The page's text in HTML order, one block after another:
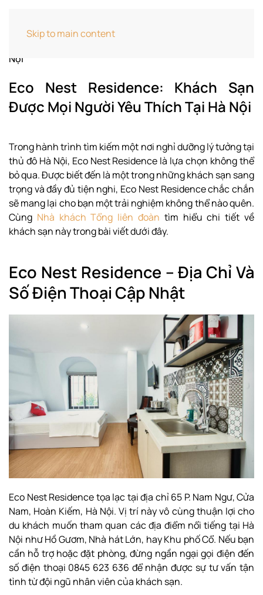
Skip to main content
Home Cẩm Nang Khách Sạn
Nội
Eco Nest Residence: Khách Sạn
Được Mọi Người Yêu Thích Tại Hà Nội
Trong hành trình tìm kiếm một nơi nghỉ dưỡng lý tưởng tại
thủ đô Hà Nội, Eco Nest Residence là lựa chọn không thể
bỏ qua. Được biết đến là một trong những khách sạn sang
trọng và đầy đủ tiện nghi, Eco Nest Residence chắc chắn
sẽ mang lại cho bạn một trải nghiệm không thể nào quên.
Cùng Nhà khách Tổng liên đoàn tìm hiểu chi tiết về
khách sạn này trong bài viết dưới đây.
Eco Nest Residence – Địa Chỉ Và
Số Điện Thoại Cập Nhật
Eco Nest Residence tọa lạc tại địa chỉ 65 P. Nam Ngư, Cửa
Nam, Hoàn Kiếm, Hà Nội. Vị trí này vô cùng thuận lợi cho
du khách muốn tham quan các địa điểm nổi tiếng tại Hà
Nội như Hồ Gươm, Nhà hát Lớn, hay Khu phố Cổ. Nếu bạn
cần hỗ trợ hoặc đặt phòng, đừng ngần ngại gọi điện đến
số điện thoại 0845 623 636 để nhận được sự tư vấn tận
tình từ đội ngũ nhân viên của khách sạn.